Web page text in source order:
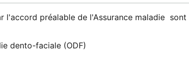
l'accord préalable de l'Assurance maladie sont
dento-faciale (ODF)